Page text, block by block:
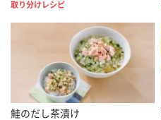
取り分けレシピ
鮭のだし茶漬け